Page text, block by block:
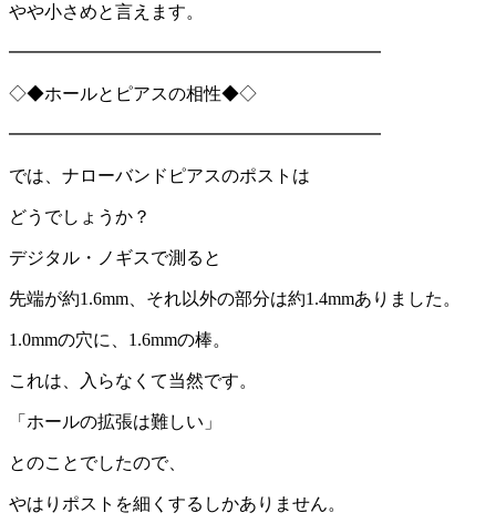
やや小さめと言えます。
━━━━━━━━━━━━━━━━━━━━━
◇◆ホールとピアスの相性◆◇
━━━━━━━━━━━━━━━━━━━━━
では、ナローバンドピアスのポストは
どうでしょうか？
デジタル・ノギスで測ると
先端が約1.6mm 、それ以外の部分は約1.4mmありました。
1.0mmの穴に、 1.6mmの棒。
これは、入らなくて当然です。
「ホールの拡張は難しい」
とのことでしたので、
やはりポストを細くするしかありません。